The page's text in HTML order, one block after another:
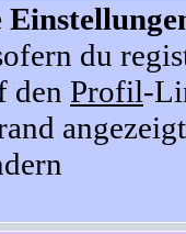
du
den Profil-